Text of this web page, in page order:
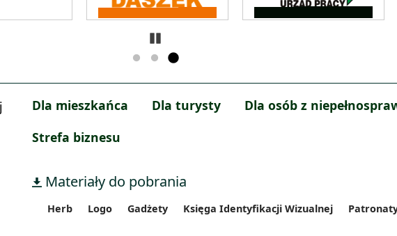
Dla mieszkańca Dla turysty
Dla osób z
Strefa biznesu
Materiały do pobrania
Herb Logo Gadżety Księga Identyfikacji Wizualnej